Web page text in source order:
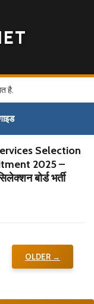
है.
Selection
2025 –
बोर्ड भर्ती
OLDER →